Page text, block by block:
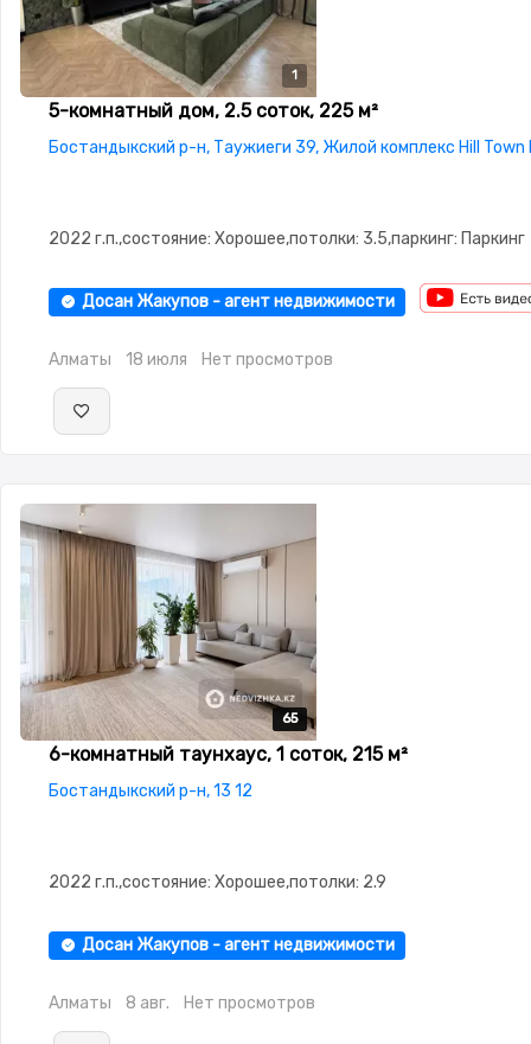
1
5-комнатный дом, 2.5 соток, 225 м²
Бостандыкский р-н, Таужиеги 39, Жилой комплекс Hill Town
2022 г.п.,состояние: Хорошее,потолки: 3.5,паркинг: Паркинг
Досан Жакупов - агент недвижимости
Алматы 18 июля Нет просмотров
65
65
65
65
65
6-комнатный таунхаус, 1 соток, 215 м²
Бостандыкский р-н, 13 12
2022 г.п.,состояние: Хорошее,потолки: 2.9
Досан Жакупов - агент недвижимости
Алматы 8 авг. Нет просмотров